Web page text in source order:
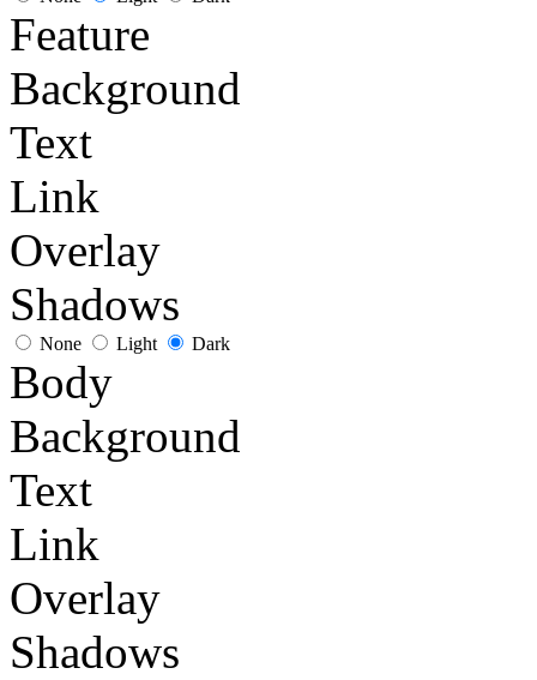
Feature
Background
Text
Link
Overlay
Shadows
None Light Dark
Body
Background
Text
Link
Overlay
Shadows